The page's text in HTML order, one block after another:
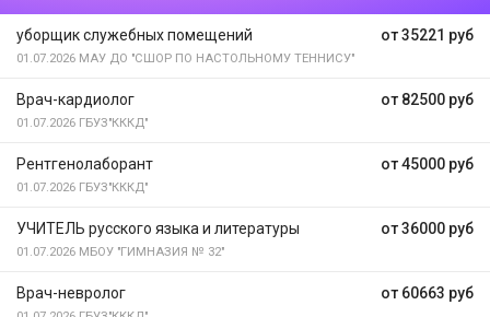
от 35221 руб
уборщик служебных помещений
01.07.2026 МАУ ДО "СШОР ПО НАСТОЛЬНОМУ ТЕННИСУ"
от 82500 руб
Врач-кардиолог
01.07.2026 ГБУЗ"КККД"
от 45000 руб
Рентгенолаборант
01.07.2026 ГБУЗ"КККД"
от 36000 руб
УЧИТЕЛЬ русского языка и литературы
01.07.2026 МБОУ "ГИМНАЗИЯ № 32"
от 60663 руб
Врач-невролог